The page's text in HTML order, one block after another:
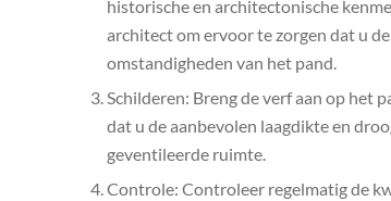
historische en architectonische
architect om ervoor te zorgen dat u
omstandigheden van het pand.
Schilderen: Breng de verf aan op het
dat u de aanbevolen laagdikte en
geventileerde ruimte.
Controle: Controleer regelmatig de